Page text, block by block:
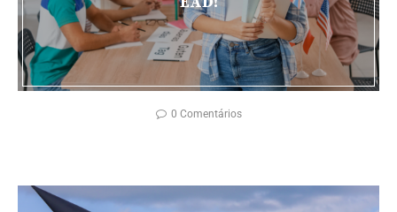
0 Comentários